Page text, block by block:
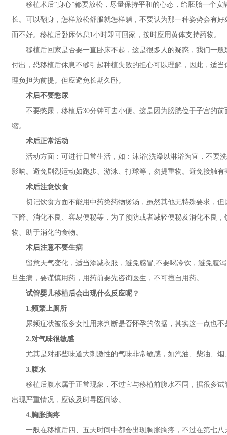
移植术后“身心”都要放松，尽量保持平和的心态，给胚胎一个安
长。可以翻身，怎样放松舒服就怎样躺，不要认为那一种姿势会有
而不好。移植后卧床休息1小时即可回家，按时应用黄体支持药物。
移植后回家是否要一直卧床不起，这是很多人的疑惑，我们一般
付出，恐移植后休息不够引起种植失败的担心可以理解，因此，适
理负担为前提。但应避免长期久卧。
术后不要憋尿
不要憋尿，移植后30分钟可去小便。这是因为膀胱位于子宫的前
缩。
术后正常活动
活动方面：可进行日常生活，如：沐浴(洗澡以淋浴为宜，不要
影响。避免剧烈运动如跑步、游泳、打球等，勿提重物。避免接触
术后注意饮食
切记饮食方面不能用中药类药物煲汤，虽然其他无特殊要求，但
下降、消化不良、容易便秘等，为了预防或者减轻便秘及消化不良
物、助于消化的食物。
术后注意不要生病
留意天气变化，适当添减衣服，避免感冒;不要喝冷饮，避免腹
旦生病，要谨慎用药，用药前要先咨询医生，不可擅自用药。
试管婴儿移植后会出现什么反应呢？
1.频繁上厕所
尿频症状被很多女性用来判断是否怀孕的依据，其实这一点也不
2.对气味很敏感
尤其是对那些味道大刺激性的气味非常敏感，如汽油、柴油、烟
3.腹水
移植后腹水属于正常现象，不过它与移植前腹水不同，据很多试
出现严重情况，应该及时寻医问诊。
4.胸胀胸疼
一般在移植后四、五天时间中都会出现胸胀胸疼，不过在第七八